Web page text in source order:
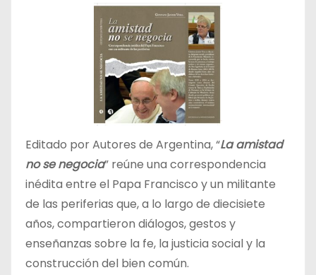
Editado por Autores de Argentina, “La amistad
no se negocia” reúne una correspondencia
inédita entre el Papa Francisco y un militante
de las periferias que, a lo largo de diecisiete
años, compartieron diálogos, gestos y
enseñanzas sobre la fe, la justicia social y la
construcción del bien común.